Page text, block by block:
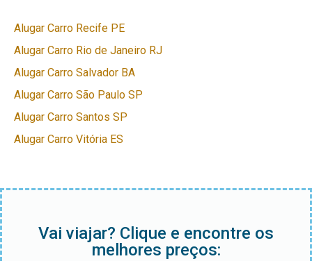
Alugar Carro Recife PE
Alugar Carro Rio de Janeiro RJ
Alugar Carro Salvador BA
Alugar Carro São Paulo SP
Alugar Carro Santos SP
Alugar Carro Vitória ES
Vai viajar? Clique e encontre os
melhores preços: